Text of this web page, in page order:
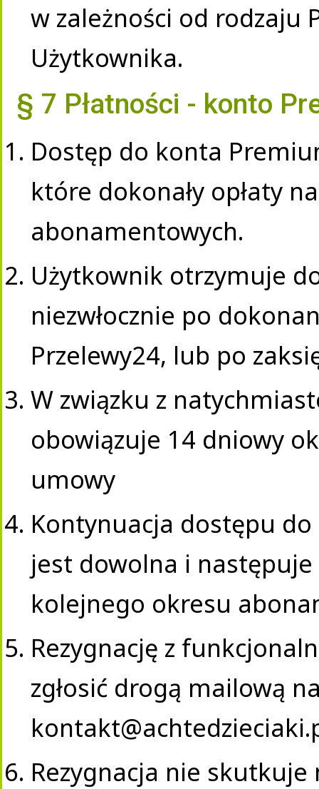
w zależności od rodzaju
Użytkownika.
§ 7 Płatności - konto
Dostęp do konta
które dokonały opłaty
abonamentowych.
Użytkownik otrzymuje
niezwłocznie po
Przelewy24, lub po
W związku z
obowiązuje 14 dniowy
umowy
Kontynuacja dostępu
jest dowolna i
kolejnego okresu
Rezygnację z
zgłosić drogą mailową
Rezygnacja nie